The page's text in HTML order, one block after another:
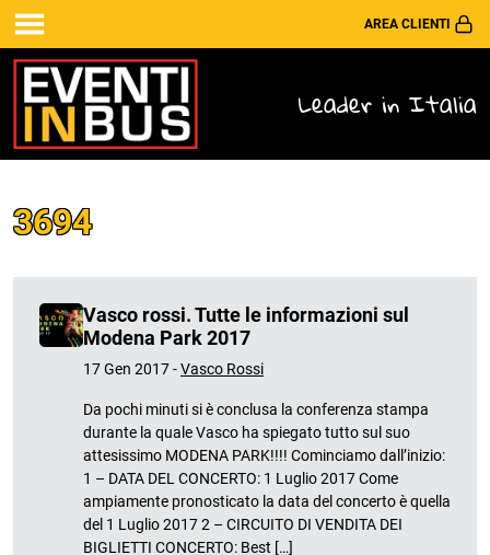
AREA CLIENTI
Leader in Italia
3694
Vasco rossi. Tutte le informazioni sul
Modena Park 2017
17 Gen 2017 -Vasco Rossi
Da pochi minuti si è conclusa la conferenza stampa
durante la quale Vasco ha spiegato tutto sul suo
attesissimo MODENA PARK!!!! Cominciamo dall’inizio:
1 – DATA DEL CONCERTO: 1 Luglio 2017 Come
ampiamente pronosticato la data del concerto è quella
del 1 Luglio 2017 2 – CIRCUITO DI VENDITA DEI
BIGLIETTI CONCERTO: Best […]